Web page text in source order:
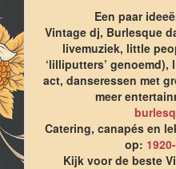
Een paar
Vintage dj, Burlesque
livemuziek, little
‘lilliputters’
act, danseressen met
meer
Catering, canapés en
op:
Kijk voor de beste